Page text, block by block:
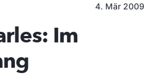
4. Mär 2009
Im